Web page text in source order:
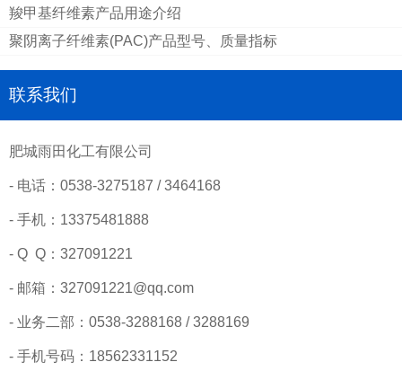
羧甲基纤维素产品用途介绍
聚阴离子纤维素(PAC)产品型号、质量指标
联系我们
肥城雨田化工有限公司
- 电话：0538-3275187 / 3464168
- 手机：13375481888
- Q Q：327091221
- 邮箱：327091221@qq.com
- 业务二部：0538-3288168 / 3288169
- 手机号码：18562331152